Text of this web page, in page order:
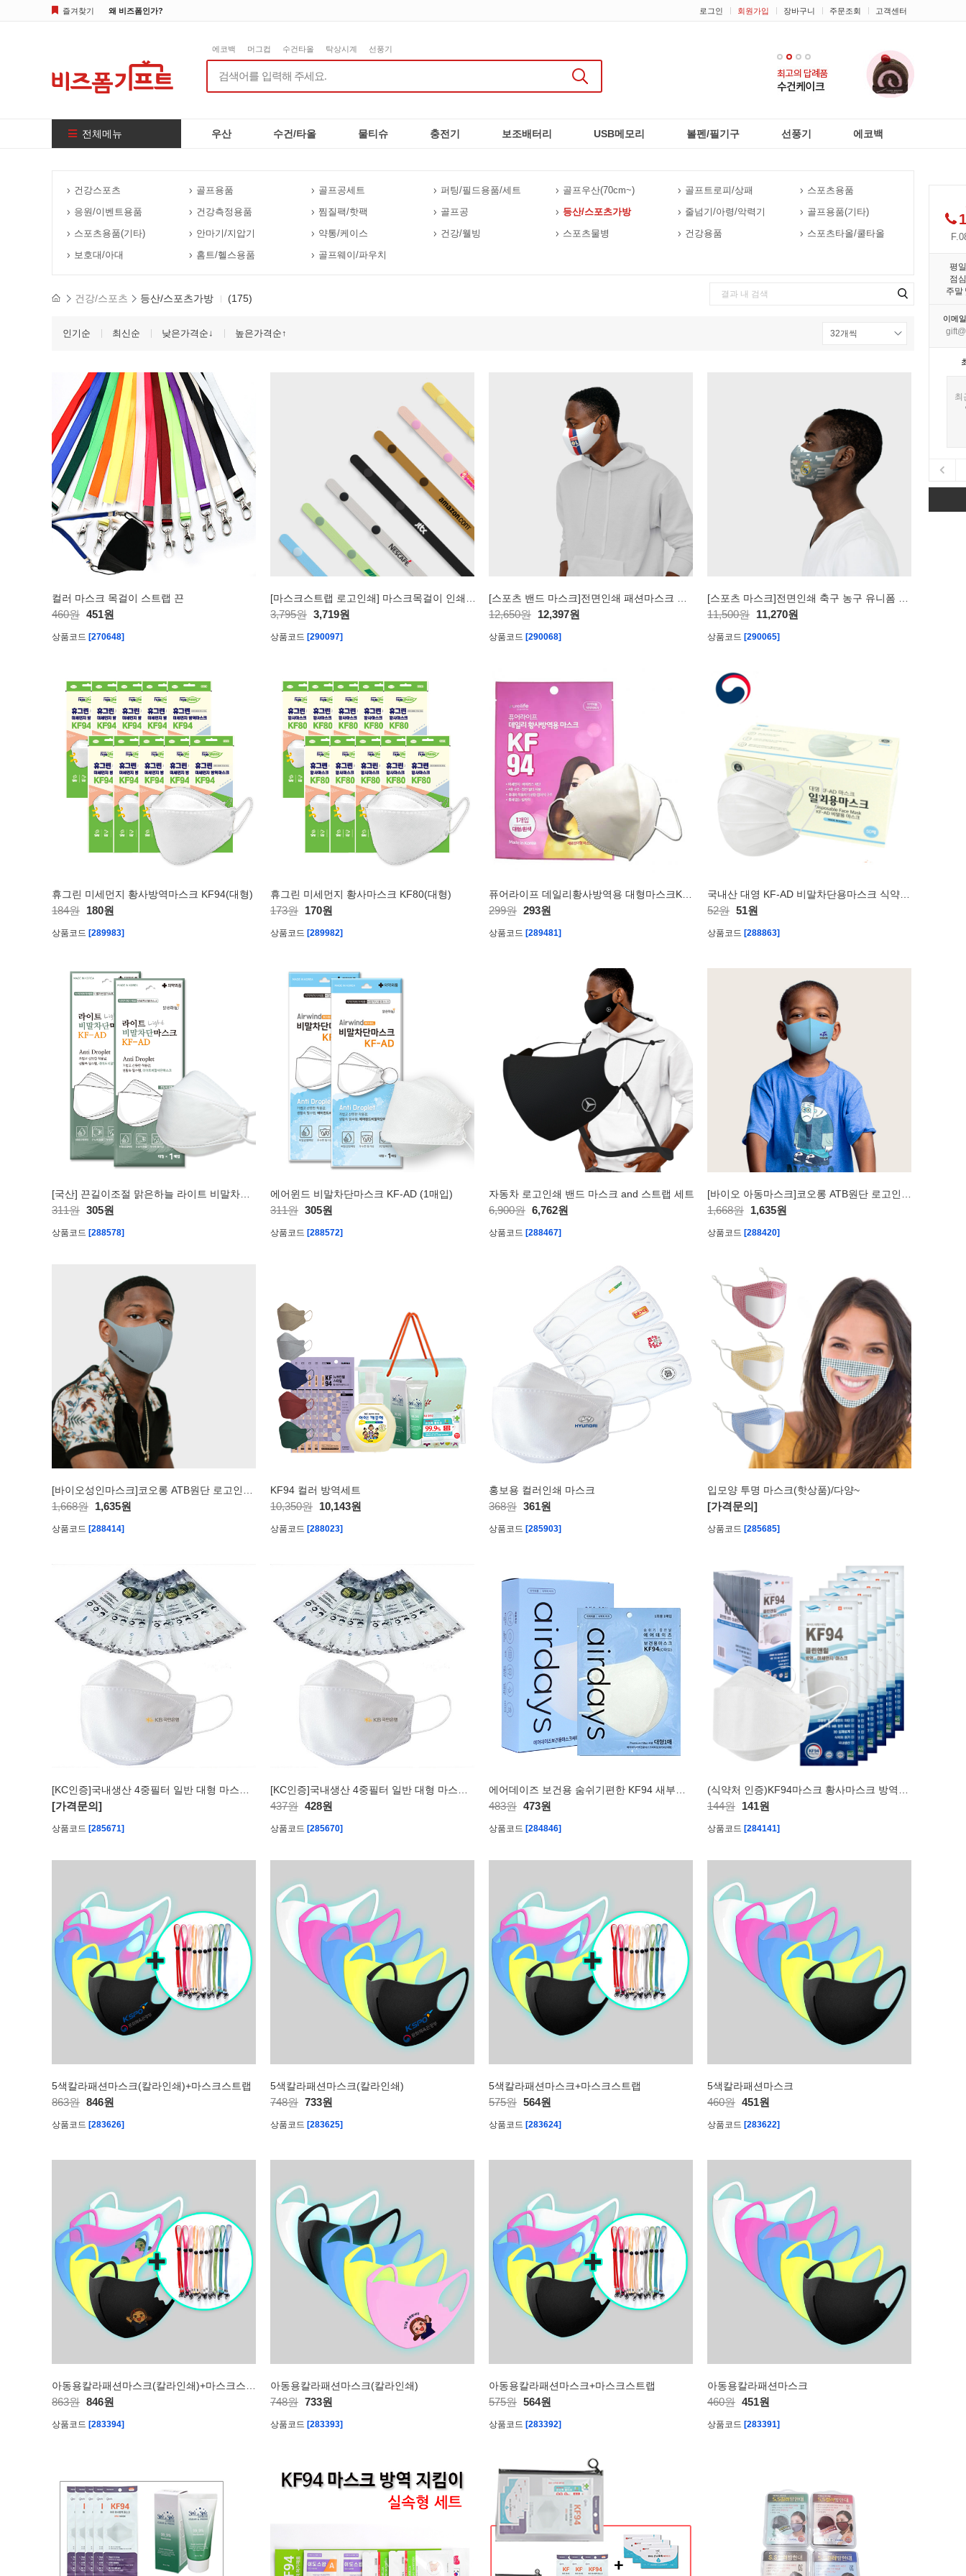
즐겨찾기 왜 비즈폼인가? 로그인 회원가입 장바구니 주문조회 고객센터
에코백 머그컵 수건타올 탁상시계 선풍기
1 2 3 4
전체메뉴 우산 수건/타올 물티슈 충전기 보조배터리 USB메모리 볼펜/필기구 선풍기 에코백
평일
점심
주말
이메
최
건강스포츠 골프용품 골프공세트 퍼팅/필드용품/세트 골프우산(70cm~) 골프트로피/상패
스포츠용품
응원/이벤트용품
건강측정용품 찜질팩/핫팩 골프공 등산/스포츠가방 줄넘기/아령/악력기
골프용품(기타)
스포츠용품(기타)
안마기/지압기 약통/케이스 건강/웰빙 스포츠물병 건강용품
스포츠타올/쿨타올
보호대/아대
홈트/헬스용품 골프웨이/파우치
건강/스포츠 등산/스포츠가방 (175)
인기순 최신순 낮은가격순↓ 높은가격순↑
컬러 마스크 목걸이 스트랩 끈
460원 451원
상품코드 [270648]
3,795원 3,719원
상품코드 [290097]
12,650원 12,397원
상품코드 [290068]
11,500원 11,270원
상품코드 [290065]
휴그린 미세먼지 황사방역마스크 KF94(대형)
184원 180원
상품코드 [289983]
휴그린 미세먼지 황사마스크 KF80(대형)
173원 170원
상품코드 [289982]
299원 293원
상품코드 [289481]
52원 51원
상품코드 [288863]
311원 305원
상품코드 [288578]
에어윈드 비말차단마스크 KF-AD (1매입)
311원 305원
상품코드 [288572]
자동차 로고인쇄 밴드 마스크 and 스트랩 세트
6,900원 6,762원
상품코드 [288467]
1,668원 1,635원
상품코드 [288420]
1,668원 1,635원
상품코드 [288414]
KF94 컬러 방역세트
10,350원 10,143원
상품코드 [288023]
홍보용 컬러인쇄 마스크
368원 361원
상품코드 [285903]
입모양 투명 마스크(핫상품)/다양~
[가격문의]
상품코드 [285685]
[가격문의]
상품코드 [285671]
437원 428원
상품코드 [285670]
483원 473원
상품코드 [284846]
144원 141원
상품코드 [284141]
5색칼라패션마스크(칼라인쇄)+마스크스트랩
863원 846원
상품코드 [283626]
5색칼라패션마스크(칼라인쇄)
748원 733원
상품코드 [283625]
5색칼라패션마스크+마스크스트랩
575원 564원
상품코드 [283624]
5색칼라패션마스크
460원 451원
상품코드 [283622]
863원 846원
상품코드 [283394]
아동용칼라패션마스크(칼라인쇄)
748원 733원
상품코드 [283393]
아동용칼라패션마스크+마스크스트랩
575원 564원
상품코드 [283392]
아동용칼라패션마스크
460원 451원
상품코드 [283391]